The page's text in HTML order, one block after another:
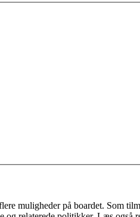
muligheder på boardet. Som